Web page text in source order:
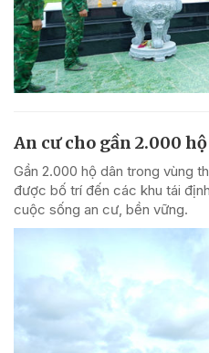
An cư cho gần 2.000
Gần 2.000 hộ dân trong vùng
được bố trí đến các khu tái
cuộc sống an cư, bền vững.